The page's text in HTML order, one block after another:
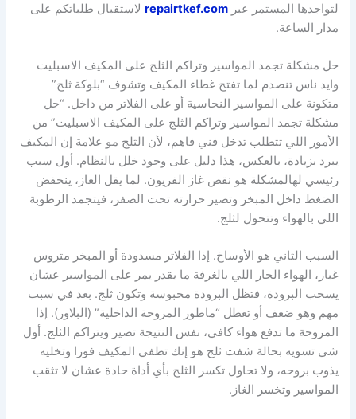
لتواجدها المستمر عبرrepairtkef.com لاستقبال طلباتكم على
مدار الساعة.
حل مشكلة تجمد المواسير وتراكم الثلج على المكيف الاسبليت
وايد ناس تنصدم لما تفتح غطاء المكيف وتشوف “بلوكة ثلج”
متكونة على المواسير النحاسية أو على الفلاتر من داخل. “حل
مشكلة تجمد المواسير وتراكم الثلج على المكيف الاسبليت” من
الأمور اللي تتطلب تدخل فني فاهم، لأن الثلج مو علامة إن المكيف
يبرد بزيادة، بالعكس، هذا دليل على وجود خلل بالنظام. أول سبب
رئيسي لهالمشكلة هو نقص غاز الفريون. لما يقل الغاز، ينخفض
الضغط داخل المبخر وتصير حرارته تحت الصفر، فيتجمد الرطوبة
اللي بالهواء وتتحول لثلج.
السبب الثاني هو الأوساخ. إذا الفلاتر مسدودة أو المبخر متروس
غبار، الهواء الحار اللي بالغرفة ما يقدر يمر على المواسير عشان
يسحب البرودة، فتظل البرودة محبوسة وتكون ثلج. بعد في سبب
مهم وهو ضعف أو تعطل “ماطور المروحة الداخلية” (البلاور). إذا
المروحة ما تدفع هواء كافي، نفس النتيجة تصير ويتراكم الثلج. أول
شي تسويه بحالة شفت ثلج هو إنك تطفي المكيف فورا وتخليه
يذوب بروحه، ولا تحاول تكسر الثلج بأي أداة حادة عشان لا تثقب
المواسير وتخسر الغاز.